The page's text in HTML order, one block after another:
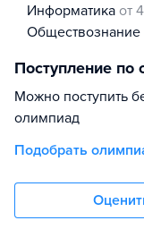
информатика от
обществознание
Поступление по
Можно поступить
олимпиад
Подобрать